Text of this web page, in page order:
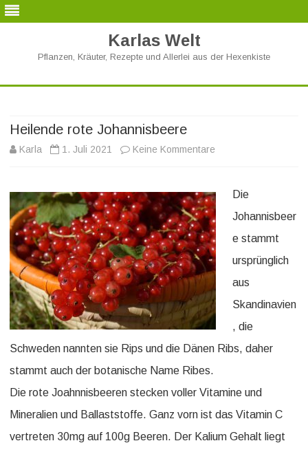
Karlas Welt
Pflanzen, Kräuter, Rezepte und Allerlei aus der Hexenkiste
Heilende rote Johannisbeere
Karla 1. Juli 2021 Keine Kommentare
rote
Johannisbeere
Die
Johannisbeer
e stammt
ursprünglich
aus
Skandinavien
, die
Schweden nannten sie Rips und die Dänen Ribs, daher
stammt auch der botanische Name Ribes.
Die rote Joahnnisbeeren stecken voller Vitamine und
Mineralien und Ballaststoffe. Ganz vorn ist das Vitamin C
vertreten 30mg auf 100g Beeren. Der Kalium Gehalt liegt